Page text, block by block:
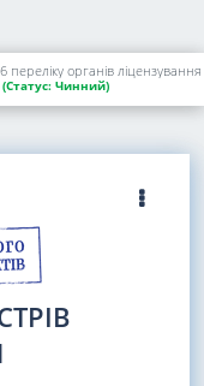
органів ліцензування
(Статус: Чинний)